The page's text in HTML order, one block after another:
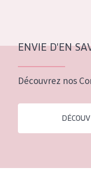
Peau mixte ou
Peau mature
Peau ménopausée
Âge : 55+
ENVIE D'EN
Découvrez nos